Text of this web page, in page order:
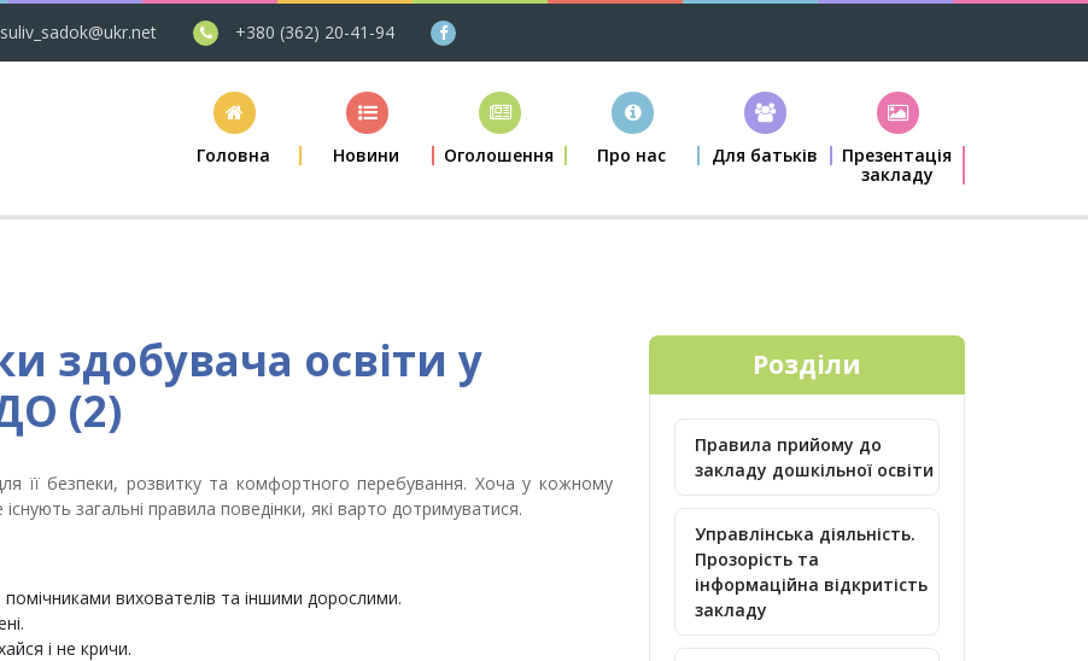
+380 (362) 20-41-94
Головна Новини Оголошення Про нас Для батьків
Презентація
закладу
здобувача освіти у
(2)
її безпеки, розвитку та комфортного перебування. Хоча у кожному
загальні правила поведінки, які варто дотримуватися.
вихователів та іншими дорослими.
і не кричи.
Розділи
Правила прийому до
закладу дошкільної освіти
Управлінська діяльність.
Прозорість та
інформаційна відкритість
закладу